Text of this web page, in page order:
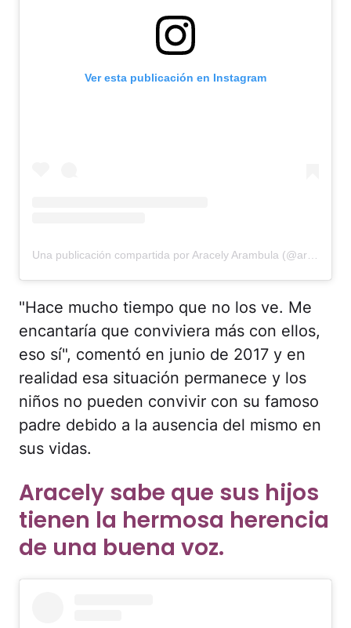
Ver esta publicación en Instagram
Una publicación compartida por Aracely Arambula (@aracelyarambula)
"Hace mucho tiempo que no los ve. Me
encantaría que conviviera más con ellos,
eso sí", comentó en junio de 2017 y en
realidad esa situación permanece y los
niños no pueden convivir con su famoso
padre debido a la ausencia del mismo en
sus vidas.
Aracely sabe que sus hijos
tienen la hermosa herencia
de una buena voz.